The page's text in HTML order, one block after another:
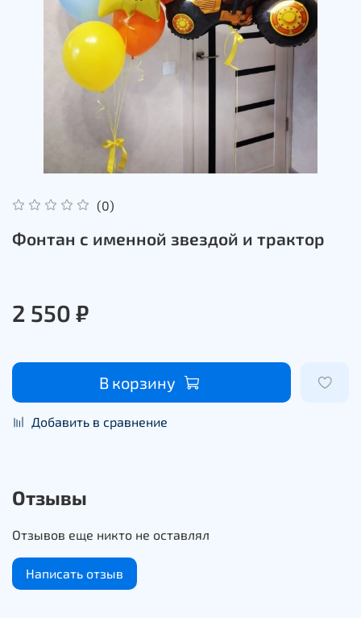
(0)
Фонтан с именной звездой и трактор
2 550 ₽
В корзину
Добавить в сравнение
Отзывы
Отзывов еще никто не оставлял
Написать отзыв